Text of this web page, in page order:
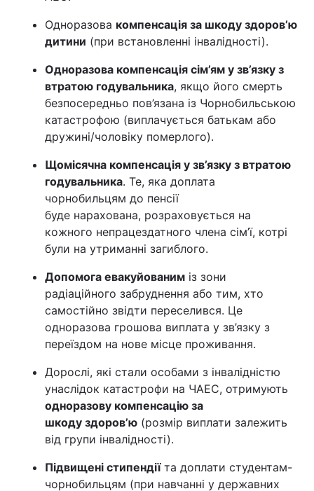
Одноразова компенсація за шкоду здоров’ю
дитини (при встановленні інвалідності).
Одноразова компенсація сім’ям у зв’язку з
втратою годувальника, якщо його смерть
безпосередньо пов’язана із Чорнобильською
катастрофою (виплачується батькам або
дружині/чоловіку померлого).
Щомісячна компенсація у зв’язку з втратою
годувальника. Те, яка доплата
чорнобильцям до пенсії
буде нарахована, розраховується на
кожного непрацездатного члена сім’ї, котрі
були на утриманні загиблого.
Допомога евакуйованим із зони
радіаційного забруднення або тим, хто
самостійно звідти переселився. Це
одноразова грошова виплата у зв’язку з
переїздом на нове місце проживання.
Дорослі, які стали особами з інвалідністю
унаслідок катастрофи на ЧАЕС, отримують
одноразову компенсацію за
шкоду здоров’ю (розмір виплати залежить
від групи інвалідності).
Підвищені стипендіїта доплати студентам-
чорнобильцям (при навчанні у державних